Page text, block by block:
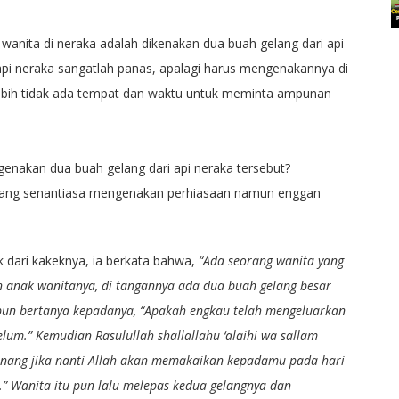
di neraka adalah dikenakan dua buah gelang dari api
neraka sangatlah panas, apalagi harus mengenakannya di
tidak ada tempat dan waktu untuk meminta ampunan
dua buah gelang dari api neraka tersebut?
senantiasa mengenakan perhiasaan namun enggan
dari kakeknya, ia berkata bahwa, “Ada seorang wanita yang
wanitanya, di tangannya ada dua buah gelang besar
bertanya kepadanya, “Apakah engkau telah mengeluarkan
Kemudian Rasulullah shallallahu ‘alaihi wa sallam
jika nanti Allah akan memakaikan kepadamu pada hari
Wanita itu pun lalu melepas kedua gelangnya dan